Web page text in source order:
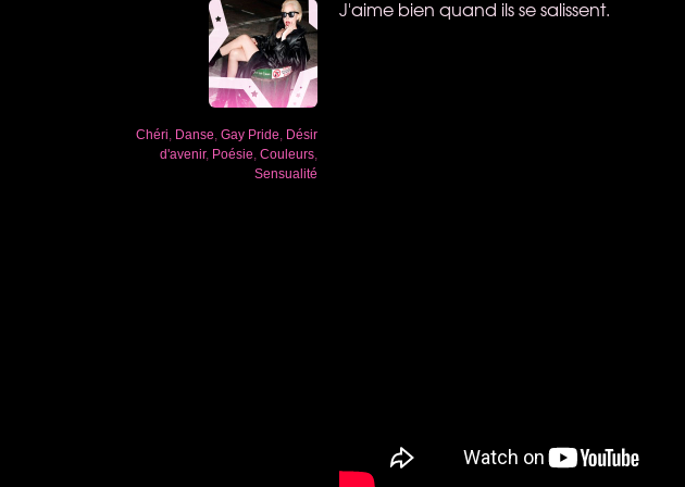
Chéri Danse Gay Pride Désir
d'avenir, Poésie Couleurs
Sensualité
J'aime bien quand ils se salissent.